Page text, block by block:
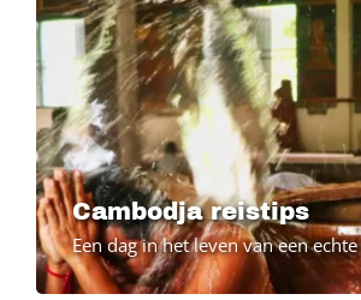
Cambodja reistips
Een dag in het leven van een